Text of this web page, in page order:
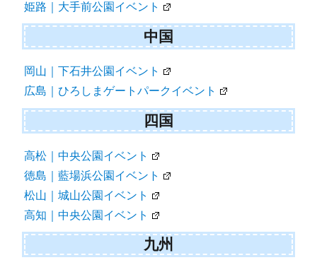
姫路｜大手前公園イベント
中国
岡山｜下石井公園イベント
広島｜ひろしまゲートパークイベント
四国
高松｜中央公園イベント
徳島｜藍場浜公園イベント
松山｜城山公園イベント
高知｜中央公園イベント
九州